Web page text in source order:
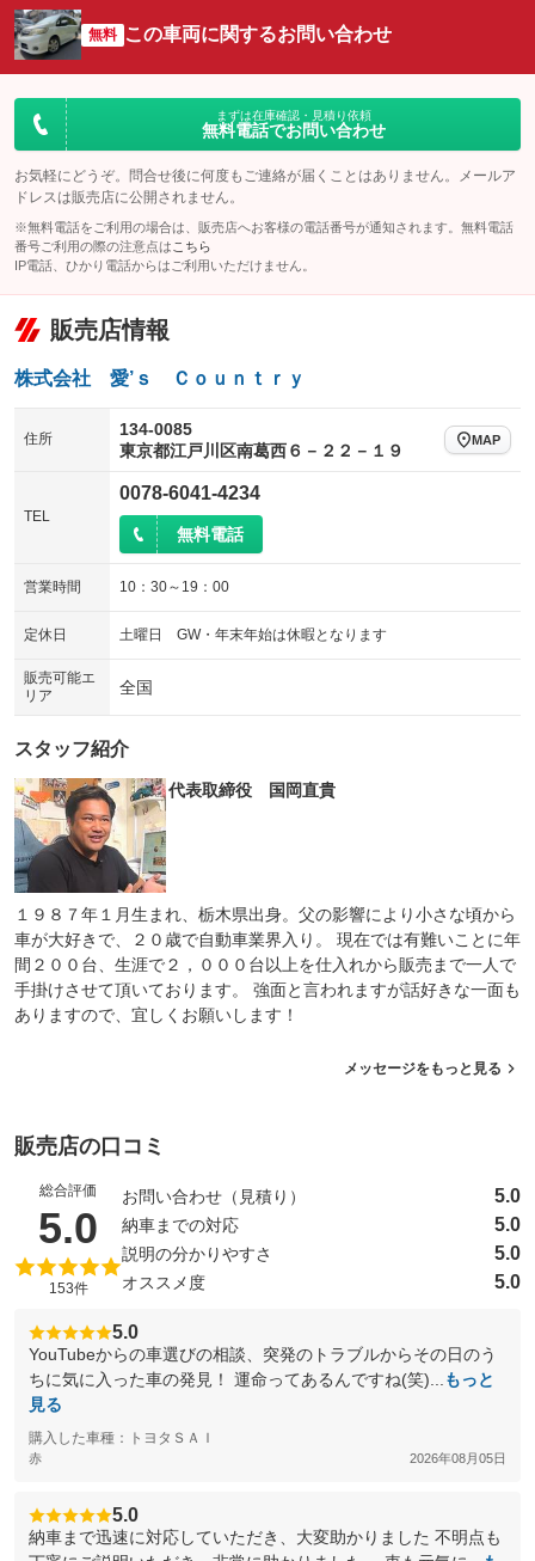
サイドカメラ
：装備あり ルーフレール
：装備なし
エアサスペンション ヘッドライトウォッシャー
無料 この車両に関するお問い合わせ
まずは在庫確認・見積り依頼
無料電話でお問い合わせ
お気軽にどうぞ。問合せ後に何度もご連絡が届くことはありません。メールア
ドレスは販売店に公開されません。
※無料電話をご利用の場合は、販売店へお客様の電話番号が通知されます。無料電話
番号ご利用の際の注意点は こちら
IP電話、ひかり電話からはご利用いただけません。
販売店情報
株式会社 愛’ｓ Ｃｏｕｎｔｒｙ
住所
134-0085
東京都江戸川区南葛西６－２２－１９
MAP
TEL
0078-6041-4234
無料電話
営業時間 10：30～19：00
定休日 土曜日 GW・年末年始は休暇となります
販売可能エ
リア
全国
スタッフ紹介
代表取締役 国岡直貴
１９８７年１月生まれ、栃木県出身。父の影響により小さな頃から
車が大好きで、２０歳で自動車業界入り。 現在では有難いことに年
間２００台、生涯で２，０００台以上を仕入れから販売まで一人で
手掛けさせて頂いております。 強面と言われますが話好きな一面も
ありますので、宜しくお願いします！
メッセージをもっと見る
販売店の口コミ
総合評価
5.0 （5点満点中）
153件
お問い合わせ（見積り） 5.0
納車までの対応 5.0
説明の分かりやすさ 5.0
オススメ度 5.0
5.0
YouTubeからの車選びの相談、突発のトラブルからその日のう
ちに気に入った車の発見！ 運命ってあるんですね(笑)...
もっと
見る
購入した車種：トヨタＳＡＩ
赤 2026年08月05日
5.0
納車まで迅速に対応していただき、大変助かりました 不明点も